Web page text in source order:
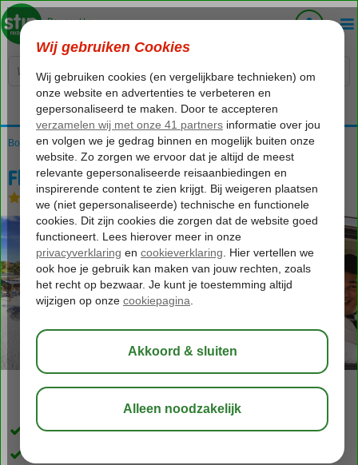
Voelt als thuiskomen...
Bonaire Kralendijk Fly & Go Eden Beach
Fly & Go Eden Beach
Logies
Inclusief huurauto